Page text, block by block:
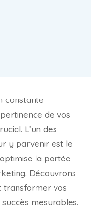
constante
de vos
L’un des
y parvenir est le
la portée
Découvrons
transformer vos
mesurables.